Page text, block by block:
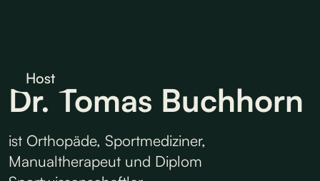
Host
Dr. Tomas Buchhorn
ist Orthopäde, Sportmediziner,
Manualtherapeut und Diplom